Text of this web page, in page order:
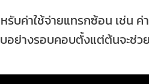
บค่าใช้จ่ายแทรกซ้อน เช่น ค่
ย่างรอบคอบตั้งแต่ต้นจะช่วย